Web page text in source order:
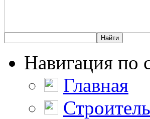
Навигация по
Главная